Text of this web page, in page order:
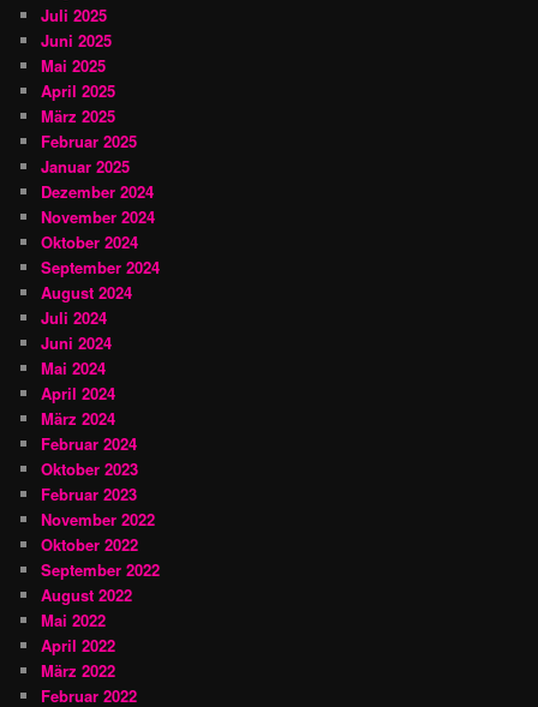
Juli 2025
Juni 2025
Mai 2025
April 2025
März 2025
Februar 2025
Januar 2025
Dezember 2024
November 2024
Oktober 2024
September 2024
August 2024
Juli 2024
Juni 2024
Mai 2024
April 2024
März 2024
Februar 2024
Oktober 2023
Februar 2023
November 2022
Oktober 2022
September 2022
August 2022
Mai 2022
April 2022
März 2022
Februar 2022